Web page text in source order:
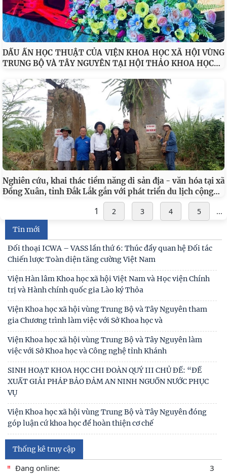
DẤU ẤN HỌC THUẬT CỦA VIỆN KHOA HỌC XÃ HỘI VÙNG
TRUNG BỘ VÀ TÂY NGUYÊN TẠI HỘI THẢO KHOA HỌC…
Nghiên cứu, khai thác tiềm năng di sản địa - văn hóa tại xã
Đồng Xuân, tỉnh Đắk Lắk gắn với phát triển du lịch cộng…
1 2 3 4 5 ...
Tin mới
Đối thoại ICWA – VASS lần thứ 6: Thúc đẩy quan hệ Đối tác
Chiến lược Toàn diện tăng cường Việt Nam
Viện Hàn lâm Khoa học xã hội Việt Nam và Học viện Chính
trị và Hành chính quốc gia Lào ký Thỏa
Viện Khoa học xã hội vùng Trung Bộ và Tây Nguyên tham
gia Chương trình làm việc với Sở Khoa học và
Viện Khoa học xã hội vùng Trung Bộ và Tây Nguyên làm
việc với Sở Khoa học và Công nghệ tỉnh Khánh
SINH HOẠT KHOA HỌC CHI ĐOÀN QUÝ III CHỦ ĐỀ: “ĐỀ
XUẤT GIẢI PHÁP BẢO ĐẢM AN NINH NGUỒN NƯỚC PHỤC
Viện Khoa học xã hội vùng Trung Bộ và Tây Nguyên đóng
KHẢO SÁT VÀ TƯ VẤN PHÁT TRIỂN DU LỊCH CỘNG ĐỒNG
Tọa đàm khoa học “Hát bội trong đời sống văn hóa cư dân
Kinh nghiệm quốc tế về kinh tế di sản và hàm ý giải pháp
góp phần xây dựng Công viên địa chất Phú
Bảo tồn, phát huy giá trị di sản văn hóa gắn với phát triển
du lịch bền vững ở tỉnh Đắk Lắk
Thống kê truy cập
Đang online: 3